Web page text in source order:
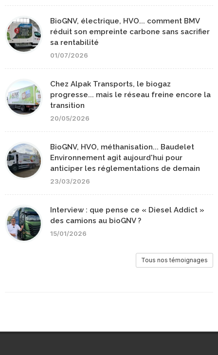
BioGNV, électrique, HVO... comment BMV
réduit son empreinte carbone sans sacrifier
sa rentabilité
01/07/2026
Chez Alpak Transports, le biogaz
progresse... mais le réseau freine encore la
transition
20/05/2026
BioGNV, HVO, méthanisation... Baudelet
Environnement agit aujourd'hui pour
anticiper les réglementations de demain
23/03/2026
Interview : que pense ce « Diesel Addict »
des camions au bioGNV ?
15/01/2026
Tous nos témoignages